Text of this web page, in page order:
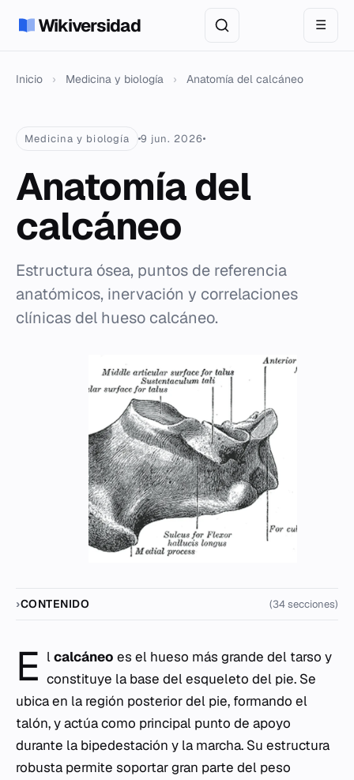
Wikiversidad ☰
Inicio › Medicina y biología › Anatomía del calcáneo
Medicina y biología 9 jun. 2026
Anatomía del
calcáneo
Estructura ósea, puntos de referencia
anatómicos, inervación y correlaciones
clínicas del hueso calcáneo.
CONTENIDO (34 secciones)
E lcalcáneo es el hueso más grande del tarso y
constituye la base del esqueleto del pie. Se
ubica en la región posterior del pie, formando el
talón, y actúa como principal punto de apoyo
durante la bipedestación y la marcha. Su estructura
robusta permite soportar gran parte del peso